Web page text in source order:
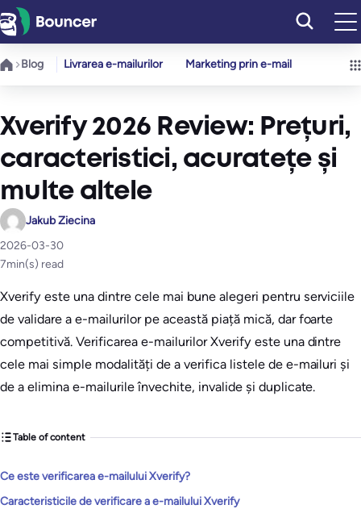
Sari
la
conținut
Blog Livrarea e-mailurilor Marketing prin e-mail
Xverify 2026 Review: Prețuri,
caracteristici, acuratețe și
multe altele
Jakub Ziecina
2026-03-30
7min(s) read
Xverify este una dintre cele mai bune alegeri pentru serviciile
de validare a e-mailurilor pe această piață mică, dar foarte
competitivă. Verificarea e-mailurilor Xverify este una dintre
cele mai simple modalități de a verifica listele de e-mailuri și
de a elimina e-mailurile învechite, invalide și duplicate.
Table of content
Ce este verificarea e-mailului Xverify?
Caracteristicile de verificare a e-mailului Xverify